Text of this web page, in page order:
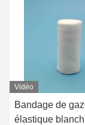
Vidéo
Bandage de
élastique